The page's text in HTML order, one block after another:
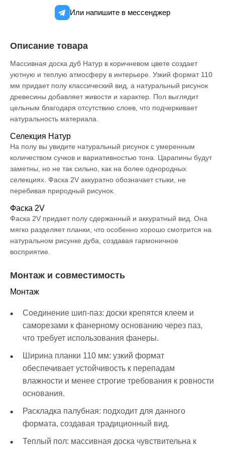
Или напишите в мессенджер
Описание товара
Массивная доска дуб Натур в коричневом цвете создает
уютную и теплую атмосферу в интерьере. Узкий формат 110
мм придает полу классический вид, а натуральный рисунок
древесины добавляет живости и характер. Пол выглядит
цельным благодаря отсутствию слоев, что подчеркивает
натуральность материала.
Селекция Натур
На полу вы увидите натуральный рисунок с умеренным
количеством сучков и вариативностью тона. Царапины будут
заметны, но не так сильно, как на более однородных
селекциях. Фаска 2V аккуратно обозначает стыки, не
перебивая природный рисунок.
Фаска 2V
Фаска 2V придает полу сдержанный и аккуратный вид. Она
мягко разделяет планки, что особенно хорошо смотрится на
натуральном рисунке дуба, создавая гармоничное
восприятие.
Монтаж и совместимость
Монтаж
Соединение шип-паз: доски крепятся клеем и
саморезами к фанерному основанию через паз,
что требует использования фанеры.
Ширина планки 110 мм: узкий формат
обеспечивает устойчивость к перепадам
влажности и менее строгие требования к ровности
основания.
Раскладка палубная: подходит для данного
формата, создавая традиционный вид.
Теплый пол: массивная доска чувствительна к